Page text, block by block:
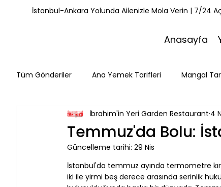
İstanbul-Ankara Yolunda Ailenizle Mola Verin | 7/24
Anasayfa
Tüm Gönderiler Ana Yemek Tarifleri Mangal
Misafirlerimiz Kahvaltı Tarifleri Yemek
Temmuz'da Bolu:
İbrahim'in Yeri Garden Restaurant 4
Güncelleme tarihi: 29 Nis
İstanbul'da temmuz ayında termometre
iki ile yirmi beş derece arasında serinlik